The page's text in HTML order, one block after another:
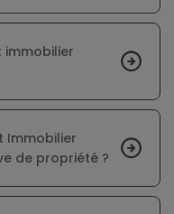
immobilier
Immobilier
de propriété ?